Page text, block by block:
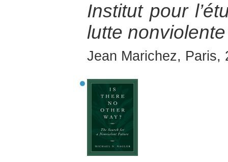
Institut pour
lutte nonviolente
Jean Marichez, Paris,